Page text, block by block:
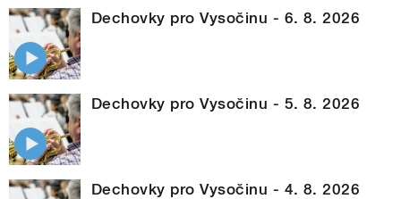
Dechovky pro Vysočinu - 6. 8. 2026
Dechovky pro Vysočinu - 5. 8. 2026
Dechovky pro Vysočinu - 4. 8. 2026